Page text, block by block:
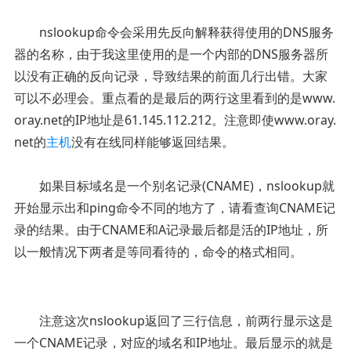
nslookup命令会采用先反向解释获得使用的DNS服务
器的名称，由于我这里使用的是一个内部的DNS服务器所
以没有正确的反向记录，导致结果的前面几行出错。大家
可以不必理会。重点看的是最后的两行这里看到的是www.
oray.net的IP地址是61.145.112.212。注意即使www.oray.
net的主机没有在线同样能够返回结果。
如果目标域名是一个别名记录(CNAME)，nslookup就
开始显示出和ping命令不同的地方了，请看查询CNAME记
录的结果。由于CNAME和A记录最后都是活的IP地址，所
以一般情况下两者是等同看待的，命令的格式相同。
注意这次nslookup返回了三行信息，前两行显示这是
一个CNAME记录，对应的域名和IP地址。最后显示的就是